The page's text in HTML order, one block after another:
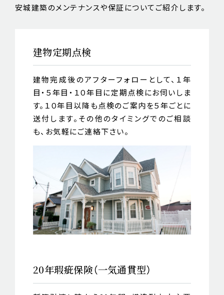
安城建築のメンテナンスや保証についてご紹介します。
建物定期点検
建物完成後のアフターフォローとして、１年
目・５年目・１０年目に定期点検にお伺いしま
す。１０年目以降も点検のご案内を５年ごとに
送付します。その他のタイミングでのご相談
も、お気軽にご連絡下さい。
20年瑕疵保険（一気通貫型）